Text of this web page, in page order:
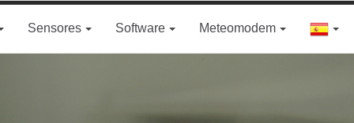
Sensores Software Meteomodem